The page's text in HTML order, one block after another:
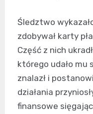
Śledztwo
zdobywał karty
Część z nich
którego udało mu
znalazł i
działania
finansowe